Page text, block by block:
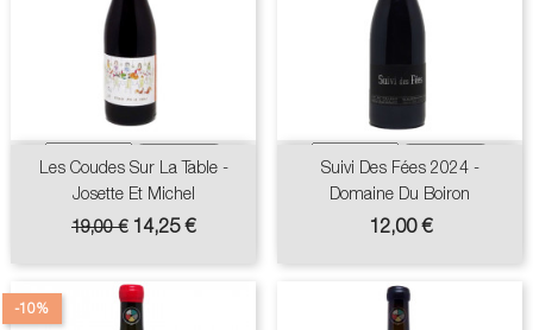
Les Coudes Sur La Table -
Josette Et Michel
Prix
base
19,00 € Prix
14,25 €
Suivi Des Fées 2024 -
Domaine Du Boiron
Prix
12,00 €
-10%